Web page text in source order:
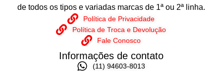
de todos os tipos e variadas marcas de 1ª ou 2ª linha.
Política de Privacidade
Política de Troca e Devolução
Fale Conosco
Informações de contato
(11) 94603-8013